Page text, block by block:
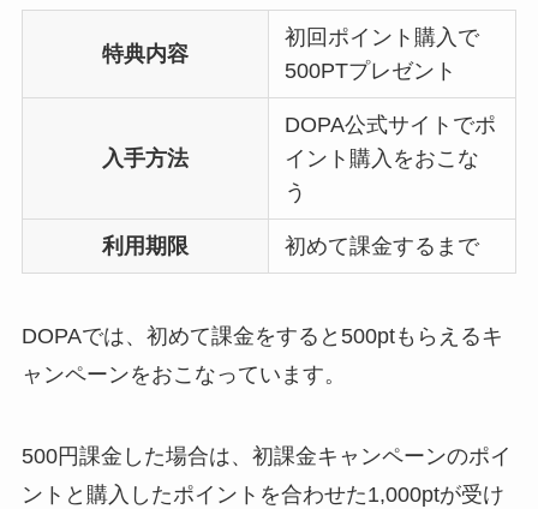
特典内容
初回ポイント購入で
500PTプレゼント
入手方法
DOPA公式サイトでポ
イント購入をおこな
う
利用期限 初めて課金するまで
DOPAでは、初めて課金をすると500ptもらえるキ
ャンペーンをおこなっています。
500円課金した場合は、初課金キャンペーンのポイ
ントと購入したポイントを合わせた1,000ptが受け